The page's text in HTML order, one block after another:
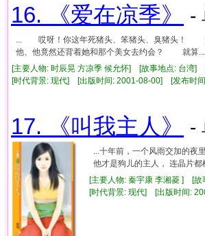
16. 《爱在凉季》 -
... 哎呀！你这年死猪头、笨猪头、臭猪头！
他、他竟然还背着她和那个美女去约会？ 就算...
[主要人物: 时辰晃 方凉季 候允怀] [故事地点: 台湾]
[时代背景: 现代] [出版时间: 2001-08-00] [发布时
17. 《叫我主人》 -
...十年前，一个风雨交加的
他才是狗儿的主人， 连晶片
[主要人物: 秦宇康 李湘菱 ] [
[时代背景: 现代] [出版时间: